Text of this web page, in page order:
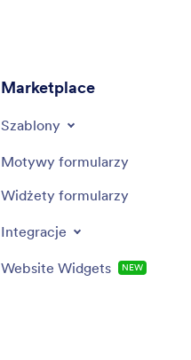
Marketplace
Szablony
Motywy formularzy
Widżety formularzy
Integracje
Website Widgets NEW